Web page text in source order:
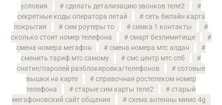
условия
сделать детализацию звонков теле2
секретные коды оператора летай
сеть билайн карта
покрытия
сим роутеры то
симка 1 контакты
сколько стоит номер телефона
смарт безлимитище
смена номера мегафон
смена номера мтс алдан
сменить тариф мтс самому
смс центр мтс спб
снятие/паролей разблокировка/телефонов
сотовые
вышки на карте
справочная ростелеком номер
телефона
старые сим карты теле2
старый
мегафоновский сайт общения
схема антенны мимо 4g